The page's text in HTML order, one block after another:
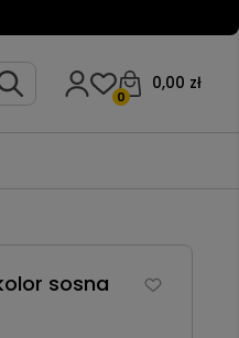
0,00 zł
0
sosna